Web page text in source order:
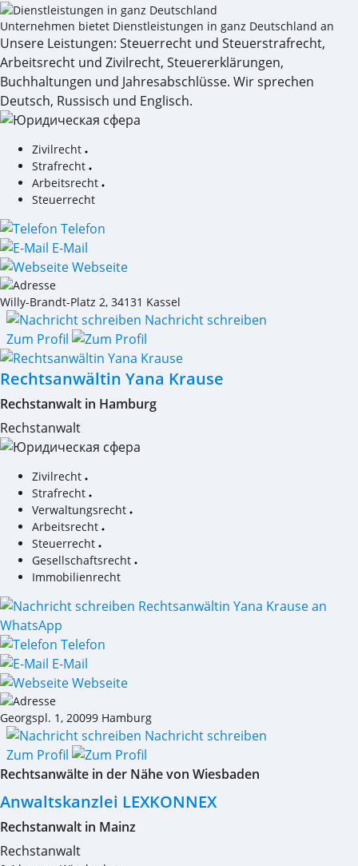
Unternehmen bietet Dienstleistungen in ganz Deutschland an
Unsere Leistungen: Steuerrecht und Steuerstrafrecht,
Arbeitsrecht und Zivilrecht, Steuererklärungen,
Buchhaltungen und Jahresabschlüsse. Wir sprechen
Deutsch, Russisch und Englisch.
Zivilrecht
Strafrecht
Arbeitsrecht
Steuerrecht
Telefon
E-Mail
Webseite
Willy-Brandt-Platz 2, 34131 Kassel
Nachricht schreiben
Zum Profil
Rechtsanwältin Yana Krause
Rechstanwalt in Hamburg
Rechstanwalt
Zivilrecht
Strafrecht
Verwaltungsrecht
Arbeitsrecht
Steuerrecht
Gesellschaftsrecht
Immobilienrecht
Telefon
E-Mail
Webseite
Georgspl. 1, 20099 Hamburg
Nachricht schreiben
Zum Profil
Rechtsanwälte in der Nähe von Wiesbaden
Anwaltskanzlei LEXKONNEX
Rechstanwalt in Mainz
Rechstanwalt